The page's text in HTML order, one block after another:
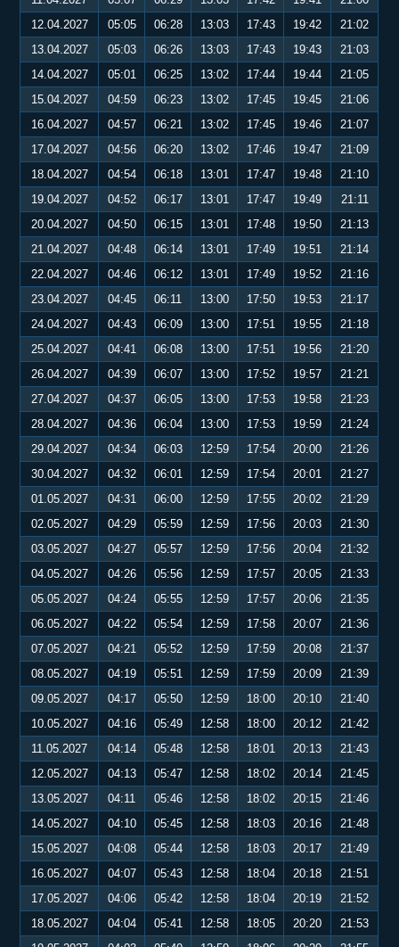
12.04.2027
05:05 06:28 13:03 17:43 19:42
21:02
13.04.2027
05:03 06:26 13:03 17:43 19:43
21:03
14.04.2027
05:01 06:25 13:02 17:44 19:44
21:05
15.04.2027
04:59 06:23 13:02 17:45 19:45
21:06
16.04.2027
04:57 06:21 13:02 17:45 19:46
21:07
17.04.2027
04:56 06:20 13:02 17:46 19:47
21:09
18.04.2027
04:54 06:18 13:01 17:47 19:48
21:10
19.04.2027
04:52 06:17 13:01 17:47 19:49
21:11
20.04.2027
04:50 06:15 13:01 17:48 19:50
21:13
21.04.2027
04:48 06:14 13:01 17:49 19:51
21:14
22.04.2027
04:46 06:12 13:01 17:49 19:52
21:16
23.04.2027
04:45 06:11 13:00 17:50 19:53
21:17
24.04.2027
04:43 06:09 13:00 17:51 19:55
21:18
25.04.2027
04:41 06:08 13:00 17:51 19:56
21:20
26.04.2027
04:39 06:07 13:00 17:52 19:57
21:21
27.04.2027
04:37 06:05 13:00 17:53 19:58
21:23
28.04.2027
04:36 06:04 13:00 17:53 19:59
21:24
29.04.2027
04:34 06:03 12:59 17:54 20:00
21:26
30.04.2027
04:32 06:01 12:59 17:54 20:01
21:27
01.05.2027
04:31 06:00 12:59 17:55 20:02
21:29
02.05.2027
04:29 05:59 12:59 17:56 20:03
21:30
03.05.2027
04:27 05:57 12:59 17:56 20:04
21:32
04.05.2027
04:26 05:56 12:59 17:57 20:05
21:33
05.05.2027
04:24 05:55 12:59 17:57 20:06
21:35
06.05.2027
04:22 05:54 12:59 17:58 20:07
21:36
07.05.2027
04:21 05:52 12:59 17:59 20:08
21:37
08.05.2027
04:19 05:51 12:59 17:59 20:09
21:39
09.05.2027
04:17 05:50 12:59 18:00 20:10
21:40
10.05.2027
04:16 05:49 12:58 18:00 20:12
21:42
11.05.2027
04:14 05:48 12:58 18:01 20:13
21:43
12.05.2027
04:13 05:47 12:58 18:02 20:14
21:45
13.05.2027
04:11 05:46 12:58 18:02 20:15
21:46
14.05.2027
04:10 05:45 12:58 18:03 20:16
21:48
15.05.2027
04:08 05:44 12:58 18:03 20:17
21:49
16.05.2027
04:07 05:43 12:58 18:04 20:18
21:51
17.05.2027
04:06 05:42 12:58 18:04 20:19
21:52
18.05.2027
04:04 05:41 12:58 18:05 20:20
21:53